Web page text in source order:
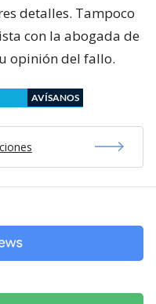
detalles. Tampoco
con la abogada de
opinión del fallo.
AVÍSANOS